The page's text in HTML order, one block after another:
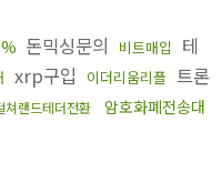
돈믹싱문의 비트매입
테
xrp구입 이더리움리플 트론
쳐랜드테더전환
암호화폐전송대